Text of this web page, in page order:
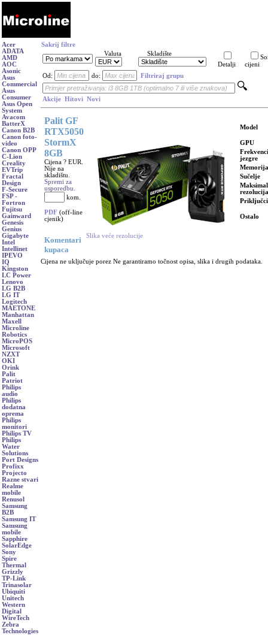
Acer
ADATA
AMD
AOC
Asonic
Asus
Commercial
Asus
Consumer
Asus Open
System
Avacom
BatterX
Canon B2B
Canon foto-
video
Canon OPP
C-Lion
Creality
EVTrip
Fractal
Design
F-Secure
FSP -
Fortron
Fujitsu
Gainward
Genesis
Genius
Gigabyte
Intel
Intellinet
IPEVO
IQ
Kingston
LC Power
Lenovo
LG B2B
LG IT
Logitech
MAETONE
Manhattan
Maxell
Microline
Robotics
MicroPOS
Microsoft
NZXT
OKI
Orink
Palit
Patriot
Philips
audio
Philips
dodatna
oprema
Philips
monitori
Philips TV
Philips
Water
Solutions
Port Designs
Profixx
Projecto
Razne stvari
Realme
mobile
Renusol
Samsung
B2B
Samsung IT
Samsung
mobile
Sapphire
SolarEdge
Sony
Spire
Thermal
Grizzly
TP-Link
Trinasolar
Ubiquiti
Unitech
Western
Digital
WireTech
Zebra
Technologies
Sakrij filtre
Valuta
Skladište
Detalji
cijeni
Od:
do: Filtriraj grupu
Akcije Hitovi Novi
Palit GF
RTX5050
StormX
8GB
Cijena ? EUR.
Nije na
skladištu.
Spremi za
usporedbu.
kom.
PDF (off-line
cjenik)
Komentari
kupaca
Slika veće rezolucije
Model
GPU
jezgre
Memorija
Sučelje
rezolucija
Priključci
Ostalo
Cijena ne uključuje porez Ne garantiramo točnost opisa, slika i drugih podataka.